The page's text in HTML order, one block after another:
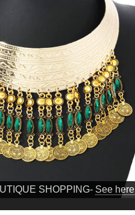
SHOPPING- See here